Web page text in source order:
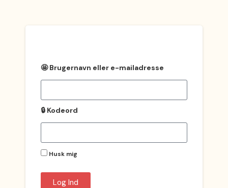
🤩 Brugernavn eller e-mailadresse
🔒 Kodeord
Husk mig
Log Ind